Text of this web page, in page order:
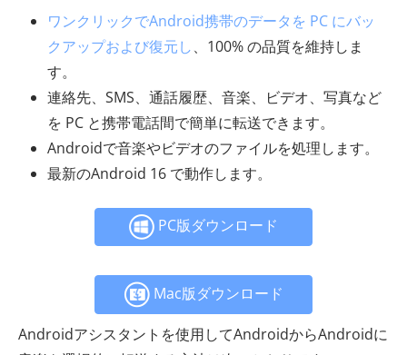
ワンクリックでAndroid携帯のデータを PC にバッ
クアップおよび復元し、100% の品質を維持しま
す。
連絡先、SMS、通話履歴、音楽、ビデオ、写真など
を PC と携帯電話間で簡単に転送できます。
Androidで音楽やビデオのファイルを処理します。
最新のAndroid 16 で動作します。
PC版ダウンロード
Mac版ダウンロード
Androidアシスタントを使用してAndroidからAndroidに